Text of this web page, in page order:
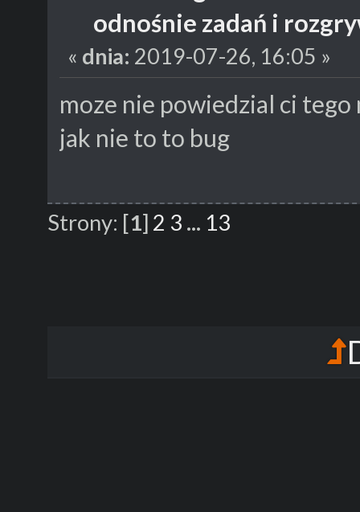
odnośnie zadań i
« dnia: 2019-07-26, 16:05 »
moze nie powiedzial ci
jak nie to to bug
Strony: [1] 2 3 ... 13